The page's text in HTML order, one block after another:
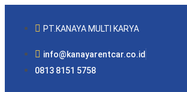
PT.KANAYA MULTI KARYA
info@kanayarentcar.co.id
0813 8151 5758